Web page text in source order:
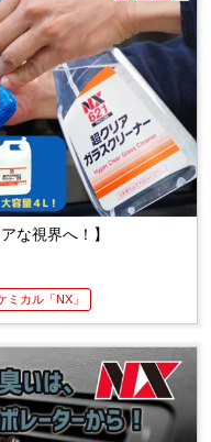
な視界へ！】
ミカル「NX」